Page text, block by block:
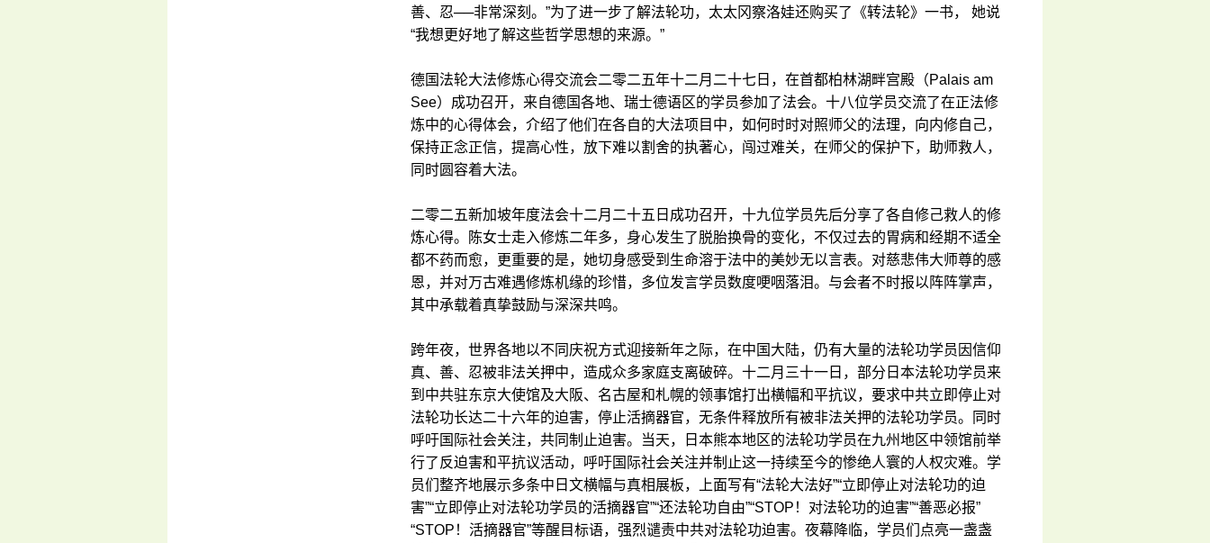
善、忍──非常深刻。”为了进一步了解法轮功，太太冈察洛娃还购买了《转法轮》一书， 她说
“我想更好地了解这些哲学思想的来源。”
德国法轮大法修炼心得交流会二零二五年十二月二十七日，在首都柏林湖畔宫殿（Palais am
See）成功召开，来自德国各地、瑞士德语区的学员参加了法会。十八位学员交流了在正法修
炼中的心得体会，介绍了他们在各自的大法项目中，如何时时对照师父的法理，向内修自己，
保持正念正信，提高心性，放下难以割舍的执著心，闯过难关，在师父的保护下，助师救人，
同时圆容着大法。
二零二五新加坡年度法会十二月二十五日成功召开，十九位学员先后分享了各自修己救人的修
炼心得。陈女士走入修炼二年多，身心发生了脱胎换骨的变化，不仅过去的胃病和经期不适全
都不药而愈，更重要的是，她切身感受到生命溶于法中的美妙无以言表。对慈悲伟大师尊的感
恩，并对万古难遇修炼机缘的珍惜，多位发言学员数度哽咽落泪。与会者不时报以阵阵掌声，
其中承载着真挚鼓励与深深共鸣。
跨年夜，世界各地以不同庆祝方式迎接新年之际，在中国大陆，仍有大量的法轮功学员因信仰
真、善、忍被非法关押中，造成众多家庭支离破碎。十二月三十一日，部分日本法轮功学员来
到中共驻东京大使馆及大阪、名古屋和札幌的领事馆打出横幅和平抗议，要求中共立即停止对
法轮功长达二十六年的迫害，停止活摘器官，无条件释放所有被非法关押的法轮功学员。同时
呼吁国际社会关注，共同制止迫害。当天，日本熊本地区的法轮功学员在九州地区中领馆前举
行了反迫害和平抗议活动，呼吁国际社会关注并制止这一持续至今的惨绝人寰的人权灾难。学
员们整齐地展示多条中日文横幅与真相展板，上面写有“法轮大法好”“立即停止对法轮功的迫
害”“立即停止对法轮功学员的活摘器官”“还法轮功自由”“STOP！对法轮功的迫害”“善恶必报”
“STOP！活摘器官”等醒目标语，强烈谴责中共对法轮功迫害。夜幕降临，学员们点亮一盏盏